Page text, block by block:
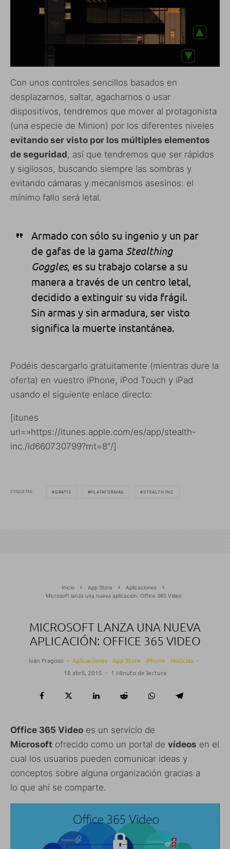
Con unos controles sencillos basados en
desplazarnos, saltar, agacharnos o usar
dispositivos, tendremos que mover al protagonista
(una especie de Minion) por los diferentes niveles
evitando ser visto por los múltiples elementos
de seguridad, así que tendremos que ser rápidos
y sigilosos, buscando siempre las sombras y
evitando cámaras y mecanismos asesinos: el
mínimo fallo será letal.
Armado con sólo su ingenio y un par
de gafas de la gama Stealthing
Goggles, es su trabajo colarse a su
manera a través de un centro letal,
decidido a extinguir su vida frágil.
Sin armas y sin armadura ser visto
significa la muerte instantánea.
Podéis descargarlo gratuitamente (mientras dure la
oferta) en vuestro iPhone, iPod Touch y iPad
usando el siguiente enlace directo:
[itunes
url=»https://itunes.apple.com/es/app/stealth-
inc./id660730799?mt=8″/]
ETIQUETAS GRATIS PLATAFORMAS STEALTH INC
Inicio App Store
Aplicaciones
Microsoft lanza una nueva aplicación: Office 365 Video
MICROSOFT LANZA UNA NUEVA
APLICACIÓN: OFFICE 365 VIDEO
Iván Fragoso · Aplicaciones App Store iPhone Noticias ·
18 abril, 2015 · 1 Minuto de lectura
Office 365 Video es un servicio de
Microsoft ofrecido como un portal de vídeos en el
cual los usuarios pueden comunicar ideas y
conceptos sobre alguna organización gracias a
lo que ahí se comparte.